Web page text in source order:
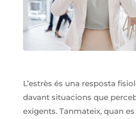
L’estrès és una resposta
davant situacions que
exigents. Tanmateix, quan